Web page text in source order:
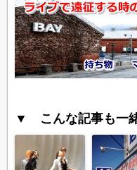
▼ こんな記事も一